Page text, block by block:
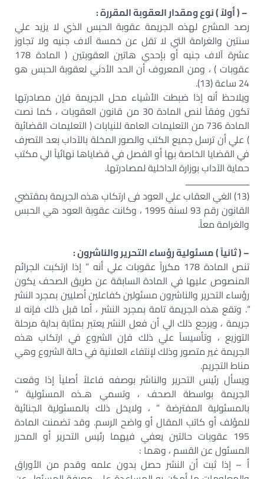
– ( أولاً ) نوع ومقدار العقوبة المقررة :
رصد المشرع لهذه الجريمة عقوبة الحبس الذي لا يزيد علي
سنتين والغرامة التي لا تقل عن خمسة آلاف جنيه ولا تجاوز
عشرة آلاف جنيه أو بإحدي هاتين العقوبتين ( المادة 178
عقوبات ) ، ومن المعروف أن الحد الأدني لعقوبة الحبس هو
24 ساعة (13).
ويلاحظ أنه إذا ضبطت الأشياء محل الجريمة فإن مصادرتها
تكون وفقاً لنص المادة 30 من قانون العقوبات ، كما نصت
المادة 736 من التعليمات العامة للنيابات ( التعليمات القضائية
) علي أن ترسل جميع الكتب والصور المخلة بالآداب بعد التصرف
في القضايا الخاصة بها أو الفصل في قضاياها نهائياً الي مكتب
حماية الآداب بوزارة الداخلية لمصادرتها.
ـــــــــــــــــــــــــــ
(13) الغي العقاب علي العود فى ارتكاب هذه الجريمة بمقتضي
القانون رقم 93 لسنة 1995 ، وكانت عقوبة العود هي الحبس
والغرامة معاً.
– ( ثانياً ) مسئولية رؤساء التحرير والناشرون :
تنص المادة 178 مكرراً عقوبات علي أنه ” إذا ارتكبت الجرائم
المنصوص عليها في المادة السابقة عن طريق الصحف يكون
رؤساء التحرير والناشرون مسئولين كفاعلين أصليين بمجرد النشر
“. وتقع هذه الجريمة تامة بمجرد النشر ، أما قبل ذلك فإنه لا
جريمة ، ويرجع ذلك الي أن فعل النشر يعتبر بمثابة بداية مرحلة
التوزيع ، وتأسيساً علي ذلك فإن الشروع في ارتكاب هذه
الجريمة غير متصور وذلك لإنتفاء العلانية في حالة الشروع وهي
مناط التجريم.
ويسأل رئيس التحرير والناشر بوصفه فاعلاً أصلياً إذا وقعت
الجريمة بواسطة الصحف ، وتسمي هـذه المسئولية ”
بالمسئولية المفترضة ” ، ولايخل ذلك بالمسئولية الجنائية
للمؤلف أو كاتب المقال أو واضح الرسم. وقد تضمنت المادة
195 عقوبات حالتين يعفي فيهما رئيس التحرير أو المحرر
المسئول عن القسم ، وهما :
أ – إذا ثبت أن النشر حصل بدون علمه وقدم من الأوراق